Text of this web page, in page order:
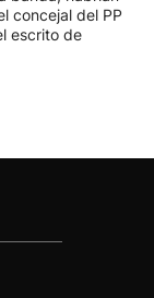
concejal del PP
escrito de